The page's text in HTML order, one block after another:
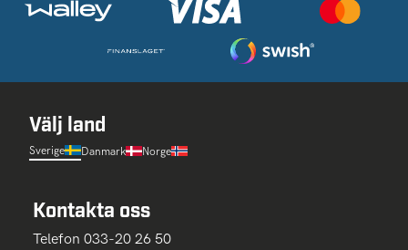
Välj land
Sverige Danmark Norge
Kontakta oss
Telefon 033-20 26 50